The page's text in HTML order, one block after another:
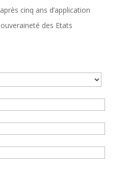
cinq ans d’application
des Etats